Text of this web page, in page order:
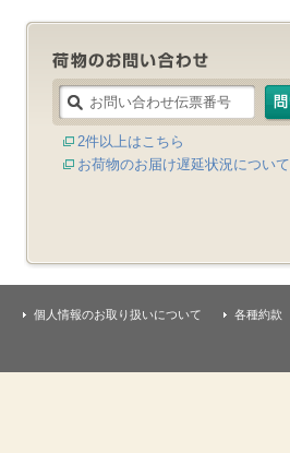
2件以上はこちら
お荷物のお届け遅延状況について
個人情報のお取り扱いについて 各種約款